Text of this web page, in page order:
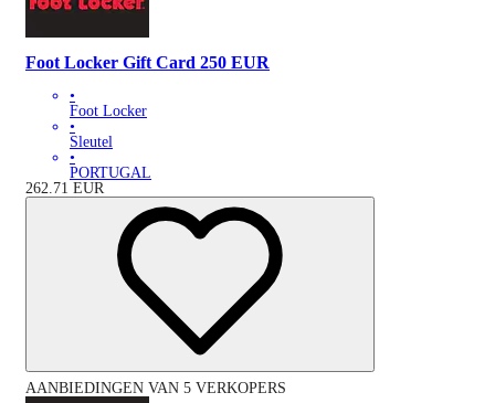
Foot Locker Gift Card 250 EUR
•
Foot Locker
•
Sleutel
•
PORTUGAL
262.71 EUR
AANBIEDINGEN VAN 5 VERKOPERS